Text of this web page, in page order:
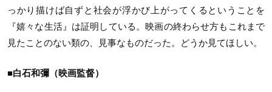
っかり描けば自ずと社会が浮かび上がってくるということを
『嬉々な生活』は証明している。映画の終わらせ方もこれまで
見たことのない類の、見事なものだった。どうか見てほしい。
■白石和彌（映画監督）